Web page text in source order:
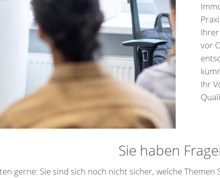
vor
Ihr
Sie haben
gerne: Sie sind sich noch nicht sicher, welche